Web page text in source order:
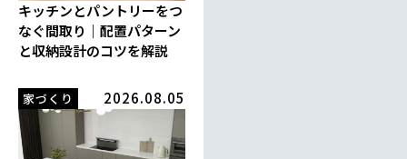
キッチンとパントリーをつ
なぐ間取り｜配置パターン
と収納設計のコツを解説
家づくり 2026.08.05